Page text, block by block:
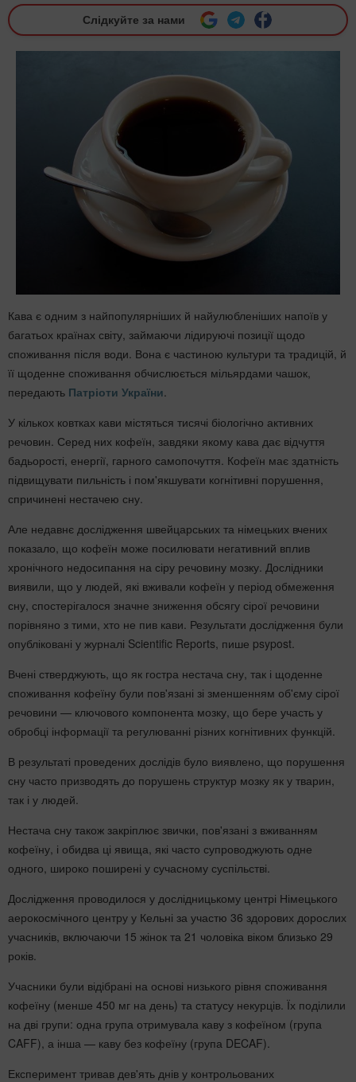
Слідкуйте за нами
Кава є одним з найпопулярніших й найулюбленіших напоїв у
багатьох країнах світу, займаючи лідируючі позиції щодо
споживання після води. Вона є частиною культури та традицій, й
її щоденне споживання обчислюється мільярдами чашок,
передають Патріоти України.
У кількох ковтках кави містяться тисячі біологічно активних
речовин. Серед них кофеїн, завдяки якому кава дає відчуття
бадьорості, енергії, гарного самопочуття. Кофеїн має здатність
підвищувати пильність і пом'якшувати когнітивні порушення,
спричинені нестачею сну.
Але недавнє дослідження швейцарських та німецьких вчених
показало, що кофеїн може посилювати негативний вплив
хронічного недосипання на сіру речовину мозку. Дослідники
виявили, що у людей, які вживали кофеїн у період обмеження
сну, спостерігалося значне зниження обсягу сірої речовини
порівняно з тими, хто не пив кави. Результати дослідження були
опубліковані у журналі Scientific Reports, пише psypost.
Вчені стверджують, що як гостра нестача сну, так і щоденне
споживання кофеїну були пов'язані зі зменшенням об'єму сірої
речовини — ключового компонента мозку, що бере участь у
обробці інформації та регулюванні різних когнітивних функцій.
В результаті проведених дослідів було виявлено, що порушення
сну часто призводять до порушень структур мозку як у тварин,
так і у людей.
Нестача сну також закріплює звички, пов'язані з вживанням
кофеїну, і обидва ці явища, які часто супроводжують одне
одного, широко поширені у сучасному суспільстві.
Дослідження проводилося у дослідницькому центрі Німецького
аерокосмічного центру у Кельні за участю 36 здорових дорослих
учасників, включаючи 15 жінок та 21 чоловіка віком близько 29
років.
Учасники були відібрані на основі низького рівня споживання
кофеїну (менше 450 мг на день) та статусу некурців. Їх поділили
на дві групи: одна група отримувала каву з кофеїном (група
CAFF), а інша — каву без кофеїну (група DECAF).
Експеримент тривав дев'ять днів у контрольованих